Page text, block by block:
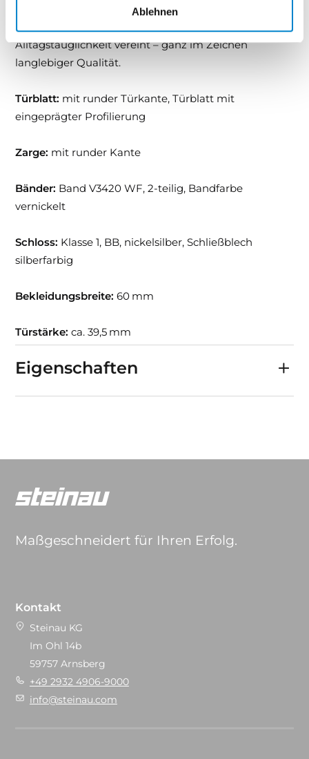
Ablehnen
Mit Formelle entscheiden Sie sich für eine Türserie,
die ästhetische Tiefe mit praktischer
Alltagstauglichkeit vereint – ganz im Zeichen
langlebiger Qualität.
Türblatt: mit runder Türkante, Türblatt mit
eingeprägter Profilierung
Zarge: mit runder Kante
Bänder: Band V3420 WF, 2-teilig, Bandfarbe
vernickelt
Schloss: Klasse 1, BB, nickelsilber, Schließblech
silberfarbig
Bekleidungsbreite:60 mm
Türstärke:ca. 39,5 mm
Eigenschaften
Maßgeschneidert für Ihren Erfolg.
Kontakt
Steinau KG
Im Ohl 14b
59757 Arnsberg
+49 2932 4906-9000
info@steinau.com